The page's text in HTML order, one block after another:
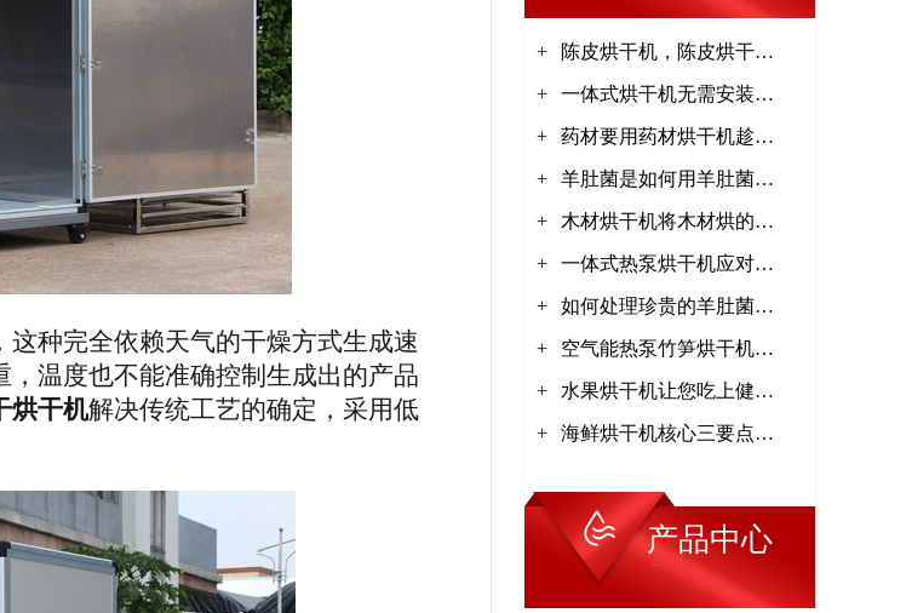
种完全依赖天气的干燥方式生成速
温度也不能准确控制生成出的产品
烘干机解决传统工艺的确定，采用低
+ 陈皮烘干机，陈皮烘干工
艺【集木烘干】
+ 一体式烘干机无需安装接
电即可使用【集木烘干】
+ 药材要用药材烘干机趁鲜
加工【集木烘干】
+ 羊肚菌是如何用羊肚菌烘
干机干燥，干燥效果怎么
样【集木烘干】
+ 木材烘干机将木材烘的越
干越好吗？【集木烘干】
+ 一体式热泵烘干机应对极
严寒技术【集木烘干】
+ 如何处理珍贵的羊肚菌
【集木烘干】
+ 空气能热泵竹笋烘干机工
作原理【集木烘干】
+ 水果烘干机让您吃上健康
水果【集木烘干】
+ 海鲜烘干机核心三要点
产品中心